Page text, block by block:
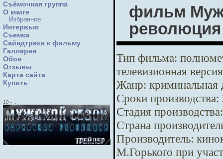
Съёмочная группа
О книге
Избранное
Интервью
Cъемка
Сайндтреки к фильму
Галлерея
Обои
Отзывы
Карта сайта
Купить
10 -
фильм
революция
Тип фильма:
телевизионная
Жанр: криминальная
Сроки производства:
Стадия производства:
Страна
Производитель:
М.Горького при